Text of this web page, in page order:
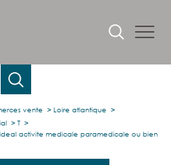
vente
Loire atlantique
T
activite medicale paramedicale ou bien